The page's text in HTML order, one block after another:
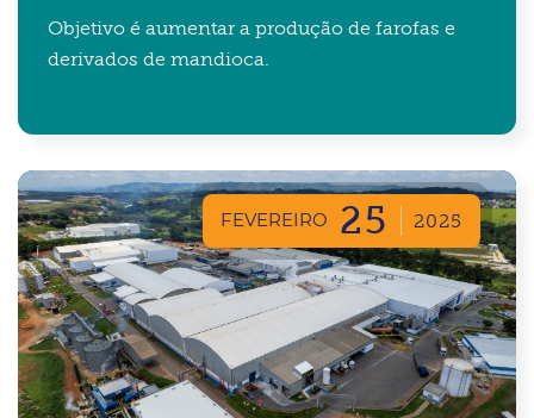
Objetivo é aumentar a produção de farofas e
derivados de mandioca.
FEVEREIRO 25 2025